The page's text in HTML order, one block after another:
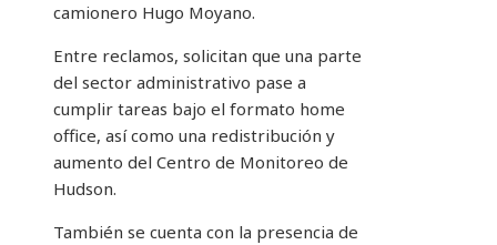
camionero Hugo Moyano.
Entre reclamos, solicitan que una parte
del sector administrativo pase a
cumplir tareas bajo el formato home
office, así como una redistribución y
aumento del Centro de Monitoreo de
Hudson.
También se cuenta con la presencia de